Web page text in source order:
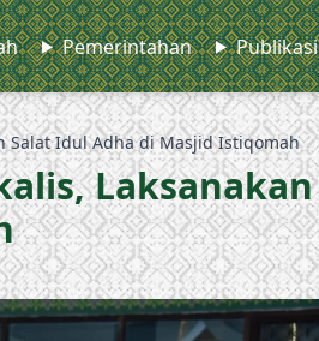
Pemerintahan Publikasi
Salat Idul Adha di Masjid Istiqomah
Laksanakan